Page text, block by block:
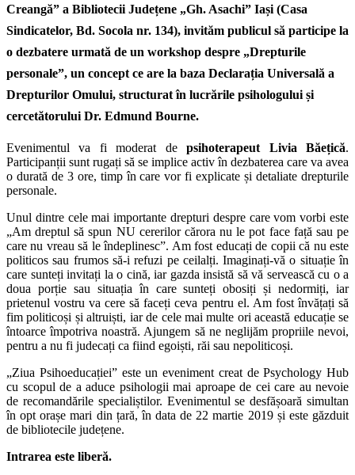
Creangă” a Bibliotecii Județene „Gh. Asachi” Iași (Casa
Sindicatelor, Bd. Socola nr. 134), invităm publicul să participe la
o dezbatere urmată de un workshop despre „Drepturile
personale”, un concept ce are la baza Declarația Universală a
Drepturilor Omului, structurat în lucrările psihologului și
cercetătorului Dr. Edmund Bourne.
Evenimentul va fi moderat depsihoterapeut Livia Băețică.
Participanții sunt rugați să se implice activ în dezbaterea care va avea
o durată de 3 ore, timp în care vor fi explicate și detaliate drepturile
personale.
Unul dintre cele mai importante drepturi despre care vom vorbi este
„Am dreptul să spun NU cererilor cărora nu le pot face față sau pe
care nu vreau să le îndeplinesc”. Am fost educați de copii că nu este
politicos sau frumos să-i refuzi pe ceilalți. Imaginați-vă o situație în
care sunteți invitați la o cină, iar gazda insistă să vă servească cu o a
doua porție sau situația în care sunteți obosiți și nedormiți, iar
prietenul vostru va cere să faceți ceva pentru el. Am fost învățați să
fim politicoși și altruiști, iar de cele mai multe ori această educație se
întoarce împotriva noastră. Ajungem să ne neglijăm propriile nevoi,
pentru a nu fi judecați ca fiind egoiști, răi sau nepoliticoși.
„Ziua Psihoeducației” este un eveniment creat de Psychology Hub
cu scopul de a aduce psihologii mai aproape de cei care au nevoie
de recomandările specialiștilor. Evenimentul se desfășoară simultan
în opt orașe mari din țară, în data de 22 martie 2019 și este găzduit
de bibliotecile județene.
Intrarea este liberă.